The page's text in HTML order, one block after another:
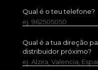
Qual é o teu telefone?
ej. 962505050
Qual é a tua direção
distribuidor próximo?
ej. Alzira, Valencia,